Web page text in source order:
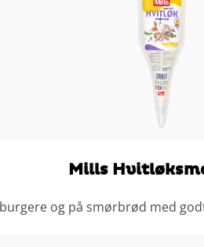
Mills
og på smørbrød med